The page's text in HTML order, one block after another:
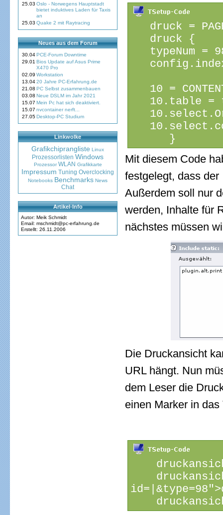
25.03 Oslo - Norwegens Hauptstadt
bietet induktives Laden für Taxis
an
25.03 Quake 2 mit Raytracing
Neues aus dem Forum
30.04PCE-Forum Downtime
29.01 Bios Update auf Asus Prime
X470 Pro
02.09 Workstation
13.0420 Jahre PC-Erfahrung.de
21.08 PC Selbst zusammenbauen
03.08 Neue DSLM im Jahr 2021
15.07 Mein Pc hat sich deaktiviert.
15.07 nvcontainer nerft...
27.05Desktop-PC Studium
Linkwolke
Grafikchiprangliste Linux
Prozessorlisten Windows
Prozessor WLAN Grafikkarte
Impressum Tuning Overclocking
Notebooks Benchmarks News
Chat
Artikel-Info
Autor: Meik Schmidt
Email: mschmidt@pc-erfahrung.de
Erstellt: 26.11.2006
druck =
druck {
typeNum =
10 =
10.table =
}
Mit diesem Code
festgelegt, dass der
Außerdem soll nur
werden, Inhalte für
nächstes müssen
Die Druckansicht
URL hängt. Nun
dem Leser die
einen Marker in